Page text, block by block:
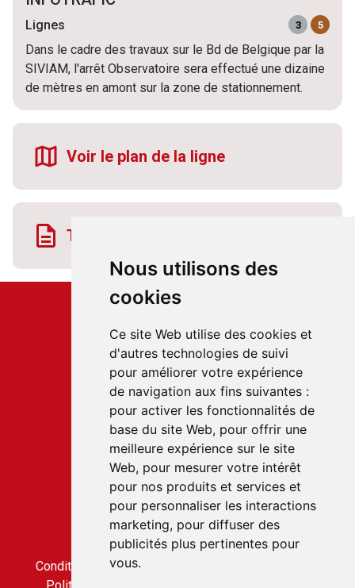
Nous utilisons des
cookies
Ce site Web utilise des cookies et
d'autres technologies de suivi
pour améliorer votre expérience
de navigation aux fins suivantes :
pour activer les fonctionnalités de
base du site Web, pour offrir une
meilleure expérience sur le site
Web, pour mesurer votre intérêt
pour nos produits et services et
pour personnaliser les interactions
marketing, pour diffuser des
publicités plus pertinentes pour
vous.
Lignes 3 5
Dans le cadre des travaux sur le Bd de Belgique par la
SIVIAM, l'arrêt Observatoire sera effectué une dizaine
de mètres en amont sur la zone de stationnement.
Voir le plan de la ligne
Télécharger la fiche horaire
Service client
22 rue du Gabian
98000 MONACO
T.+377 97 70 22 22
Accès rapides
Nous contacter
Conditions générales de vente
Condition générale d'utilisation
Conditions générales de vente du service CLICBUS